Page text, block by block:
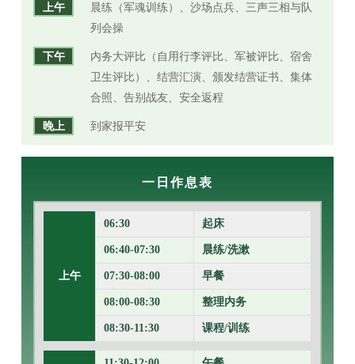
上午
晨练（军魂训练）、沙场点兵、三声三相与队
列会操
下午
内务大评比（自用行李评比、军被评比、宿舍
卫生评比）、结营汇演、颁发结营证书、集体
合照、告别战友、安全返程
晚上 到家报平安
一日作息表
上午
06:30 起床
06:40-07:30 晨练/洗漱
07:30-08:00 早餐
08:00-08:30 整理内务
08:30-11:30 课程/训练